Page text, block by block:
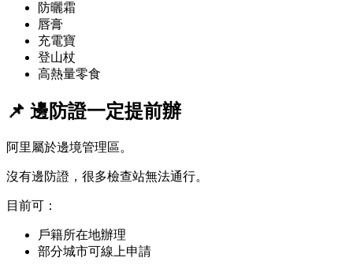
防曬霜
唇膏
充電寶
登山杖
高熱量零食
📌 邊防證一定提前辦
阿里屬於邊境管理區。
沒有邊防證，很多檢查站無法通行。
目前可：
戶籍所在地辦理
部分城市可線上申請